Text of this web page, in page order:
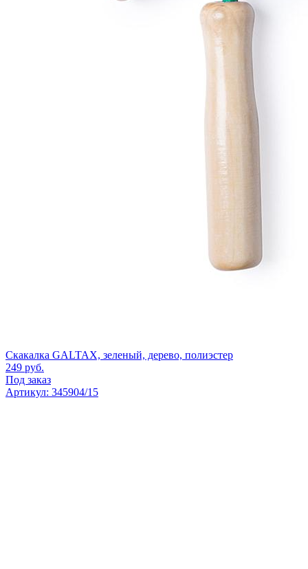
Скакалка GALTAX, зеленый, дерево, полиэстер
249 руб.
Под заказ
Артикул: 345904/15